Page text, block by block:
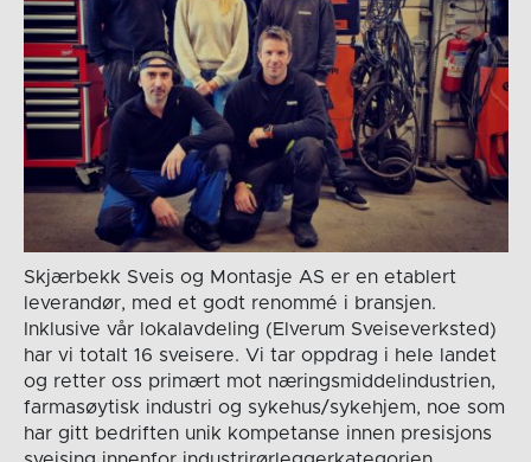
Skjærbekk Sveis og Montasje AS er en etablert
leverandør, med et godt renommé i bransjen.
Inklusive vår lokalavdeling (Elverum Sveiseverksted)
har vi totalt 16 sveisere. Vi tar oppdrag i hele landet
og retter oss primært mot næringsmiddelindustrien,
farmasøytisk industri og sykehus/sykehjem, noe som
har gitt bedriften unik kompetanse innen presisjons